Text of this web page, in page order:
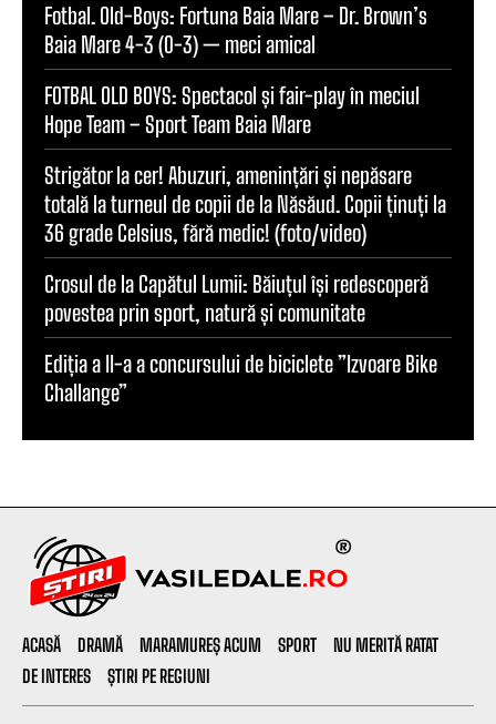
Fotbal. Old-Boys: Fortuna Baia Mare – Dr. Brown’s
Baia Mare 4-3 (0-3) — meci amical
FOTBAL OLD BOYS: Spectacol și fair-play în meciul
Hope Team – Sport Team Baia Mare
Strigător la cer! Abuzuri, amenințări și nepăsare
totală la turneul de copii de la Năsăud. Copii ținuți la
36 grade Celsius, fără medic! (foto/video)
Crosul de la Capătul Lumii: Băiuțul își redescoperă
povestea prin sport, natură și comunitate
Ediția a II-a a concursului de biciclete ”Izvoare Bike
Challange”
ACASĂ DRAMĂ MARAMUREȘ ACUM SPORT
NU MERITĂ RATAT
DE INTERES
ȘTIRI PE REGIUNI